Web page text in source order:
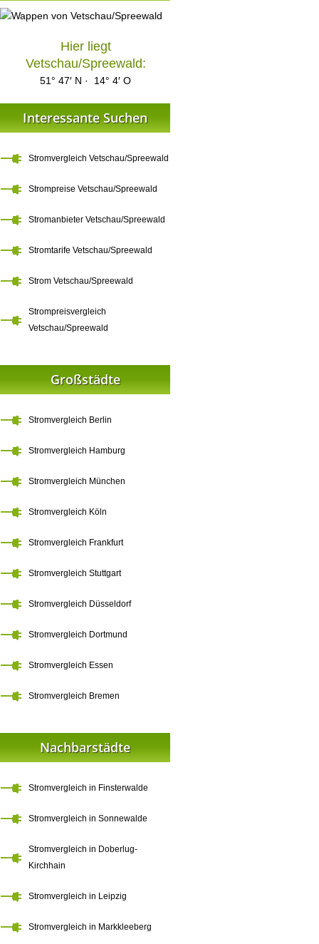
Hier liegt
Vetschau/Spreewald:
51° 47′ N · 14° 4′ O
Interessante Suchen
Stromvergleich Vetschau/Spreewald
Strompreise Vetschau/Spreewald
Stromanbieter Vetschau/Spreewald
Stromtarife Vetschau/Spreewald
Strom Vetschau/Spreewald
Strompreisvergleich
Vetschau/Spreewald
Großstädte
Stromvergleich Berlin
Stromvergleich Hamburg
Stromvergleich München
Stromvergleich Köln
Stromvergleich Frankfurt
Stromvergleich Stuttgart
Stromvergleich Düsseldorf
Stromvergleich Dortmund
Stromvergleich Essen
Stromvergleich Bremen
Nachbarstädte
Stromvergleich in Finsterwalde
Stromvergleich in Sonnewalde
Stromvergleich in Doberlug-
Kirchhain
Stromvergleich in Leipzig
Stromvergleich in Markkleeberg